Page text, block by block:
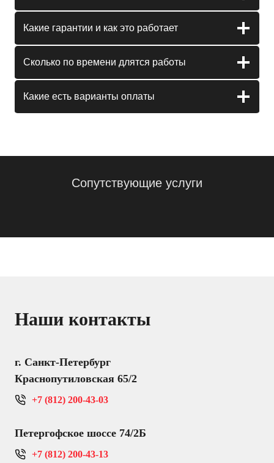
Какие гарантии и как это работает
Сколько по времени длятся работы
Какие есть варианты оплаты
Сопутствующие услуги
Наши контакты
г. Санкт-Петербург
Краснопутиловская 65/2
+7 (812) 200-43-03
Петергофское шоссе 74/2Б
+7 (812) 200-43-13